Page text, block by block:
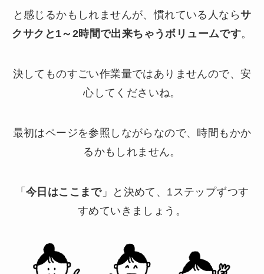
と感じるかもしれませんが、慣れている人ならサ
クサクと1～2時間で出来ちゃうボリュームです。
決してものすごい作業量ではありませんので、安
心してくださいね。
最初はページを参照しながらなので、時間もかか
るかもしれません。
「 今日はここまで」と決めて、1ステップずつす
すめていきましょう。